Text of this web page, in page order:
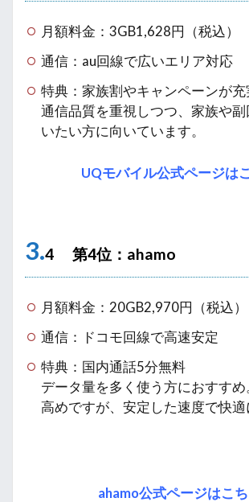
月額料金：3GB1,628円（税込）
通信：au回線で広いエリア対応
特典：家族割やキャンペーンが充
通信品質を重視しつつ、家族や
いたい方に向いています。
UQモバイル公式ページは
3.4 第4位：ahamo
月額料金：20GB2,970円（税込）
通信：ドコモ回線で高速安定
特典：国内通話5分無料
データ量を多く使う方におすす
高めですが、安定した速度で快適
ahamo公式ページはこ